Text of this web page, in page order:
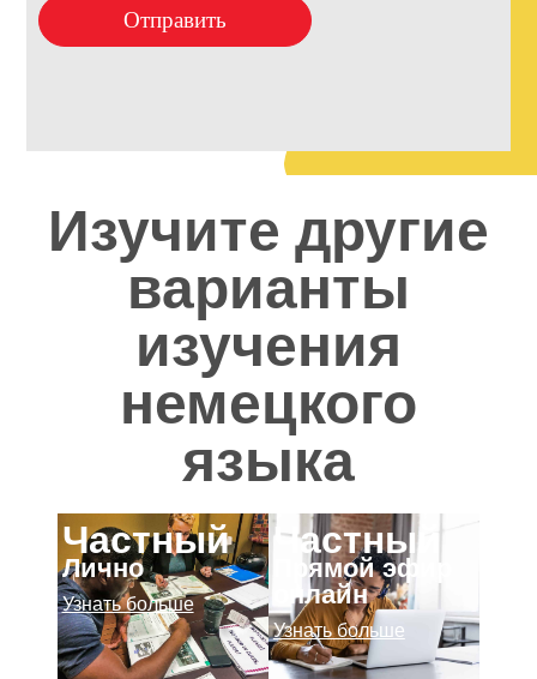
Отправить
Изучите другие
варианты
изучения
немецкого
языка
Частный
Лично
Узнать больше
Частный
Прямой эфир
онлайн
Узнать больше